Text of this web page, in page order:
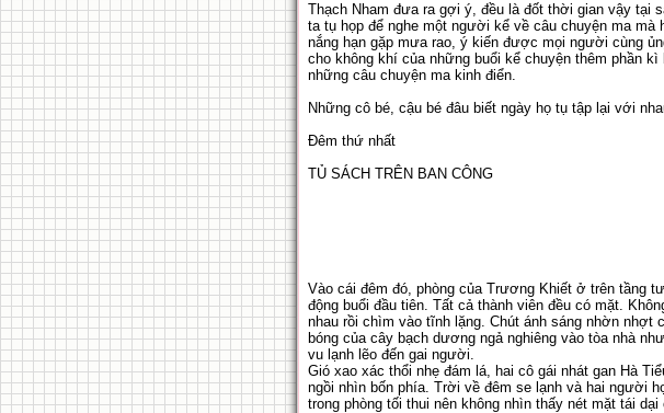
Thạch Nham đưa ra gợi ý, đều là đốt thời gian vậy tại
ta tụ họp để nghe một người kể về câu chuyện ma
nắng hạn gặp mưa rao, ý kiến được mọi người cùng
cho không khí của những buổi kể chuyện thêm phần
những câu chuyện ma kinh điển.
Những cô bé, cậu bé đâu biết ngày họ tụ tập lại với
Đêm thứ nhất
TỦ SÁCH TRÊN BAN CÔNG
Vào cái đêm đó, phòng của Trương Khiết ở trên tầng
động buổi đầu tiên. Tất cả thành viên đều có mặt.
nhau rồi chìm vào tĩnh lặng. Chút ánh sáng nhờn nhợt
bóng của cây bạch dương ngả nghiêng vào tòa nhà
vu lạnh lẽo đến gai người.
Gió xao xác thổi nhẹ đám lá, hai cô gái nhát gan Hà
ngồi nhìn bốn phía. Trời về đêm se lạnh và hai người
trong phòng tối thui nên không nhìn thấy nét mặt tái